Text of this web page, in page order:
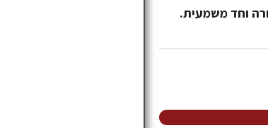
וחד משמעית.